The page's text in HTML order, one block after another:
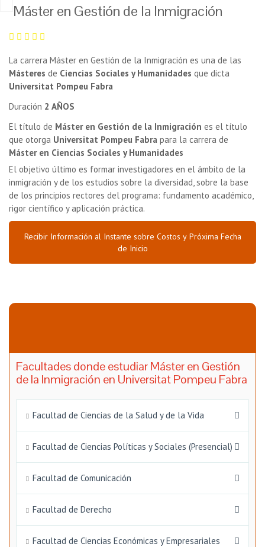
Máster en Gestión de la Inmigración
La carrera Máster en Gestión de la Inmigración es una de las
Másteres de Ciencias Sociales y Humanidades que dicta
Universitat Pompeu Fabra
Duración 2 AÑOS
El título de Máster en Gestión de la Inmigración es el título
que otorga Universitat Pompeu Fabra para la carrera de
Máster en Ciencias Sociales y Humanidades
El objetivo último es formar investigadores en el ámbito de la
inmigración y de los estudios sobre la diversidad, sobre la base
de los principios rectores del programa: fundamento académico,
rigor científico y aplicación práctica.
Recibir Información al Instante sobre Costos y Próxima Fecha
de Inicio
Facultades donde estudiar Máster en Gestión
de la Inmigración en Universitat Pompeu Fabra
Facultad de Ciencias de la Salud y de la Vida
Facultad de Ciencias Políticas y Sociales (Presencial)
Facultad de Comunicación
Facultad de Derecho
Facultad de Ciencias Económicas y Empresariales